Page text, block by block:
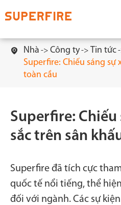
 Nhà Công ty
Tin tức
Superfire: Chiếu sáng sự
toàn cầu
Superfire: Chiếu
sắc trên sân
Superfire đã tích cực
quốc tế nổi tiếng, thể
đối với ngành. Các sự